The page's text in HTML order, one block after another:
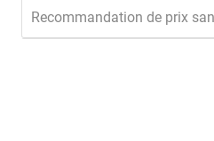
Recommandation de prix